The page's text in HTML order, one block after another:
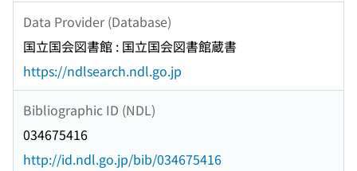
Data Provider (Database)
国立国会図書館 : 国立国会図書館蔵書
https://ndlsearch.ndl.go.jp
Bibliographic ID (NDL)
034675416
http://id.ndl.go.jp/bib/034675416